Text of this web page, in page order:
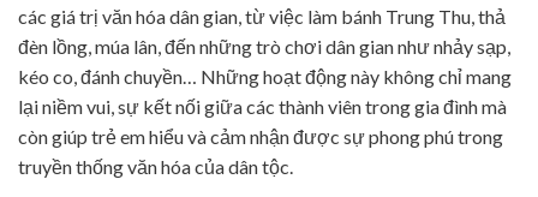
các giá trị văn hóa dân gian, từ việc làm bánh Trung Thu, thả
đèn lồng, múa lân, đến những trò chơi dân gian như nhảy sạp,
kéo co, đánh chuyền… Những hoạt động này không chỉ mang
lại niềm vui, sự kết nối giữa các thành viên trong gia đình mà
còn giúp trẻ em hiểu và cảm nhận được sự phong phú trong
truyền thống văn hóa của dân tộc.